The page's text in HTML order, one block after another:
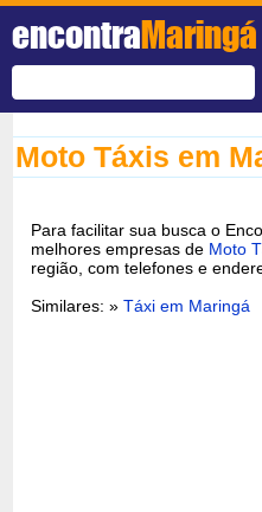
encontraMaringá
Moto Táxis em
Para facilitar sua busca o
melhores empresas de Moto
região, com telefones e
Similares: »Táxi em Maringá